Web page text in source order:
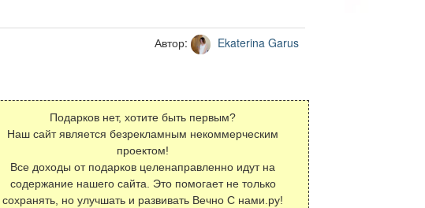
Автор: Ekaterina Garus
Подарков нет, хотите быть первым?
Наш сайт является безрекламным некоммерческим
проектом!
Все доходы от подарков целенаправленно идут на
содержание нашего сайта. Это помогает не только
сохранять, но улучшать и развивать Вечно С нами.ру!